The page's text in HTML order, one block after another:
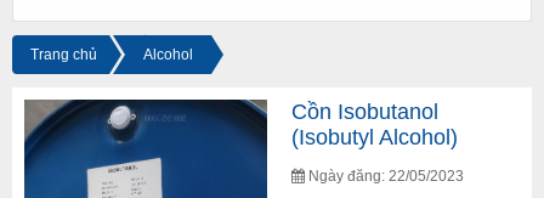
Trang chủ Alcohol
Cồn Isobutanol
(Isobutyl Alcohol)
Ngày đăng: 22/05/2023